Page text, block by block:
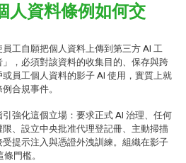
人資料條例如何交
工自願把個人資料上傳到第三方 AI 工
，必須對該資料的收集目的、保存與跨
員工個人資料的影子 AI 使用，實質上就
合規事件。
強化這個立場：要求正式 AI 治理、任何
、設立中央批准代理登記冊、主動掃描
提示注入與憑證外洩訓練。組織在影子
門檻。